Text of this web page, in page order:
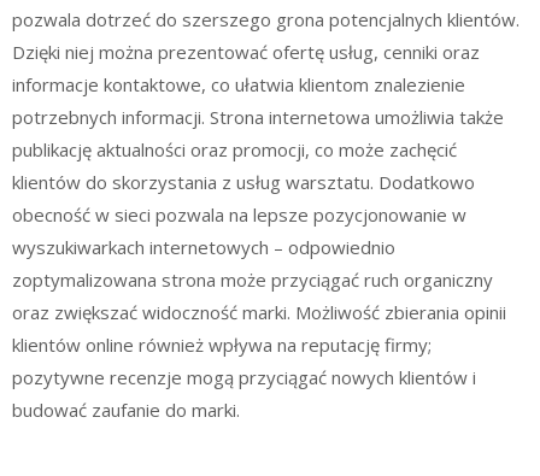
pozwala dotrzeć do szerszego grona potencjalnych klientów.
Dzięki niej można prezentować ofertę usług, cenniki oraz
informacje kontaktowe, co ułatwia klientom znalezienie
potrzebnych informacji. Strona internetowa umożliwia także
publikację aktualności oraz promocji, co może zachęcić
klientów do skorzystania z usług warsztatu. Dodatkowo
obecność w sieci pozwala na lepsze pozycjonowanie w
wyszukiwarkach internetowych – odpowiednio
zoptymalizowana strona może przyciągać ruch organiczny
oraz zwiększać widoczność marki. Możliwość zbierania opinii
klientów online również wpływa na reputację firmy;
pozytywne recenzje mogą przyciągać nowych klientów i
budować zaufanie do marki.